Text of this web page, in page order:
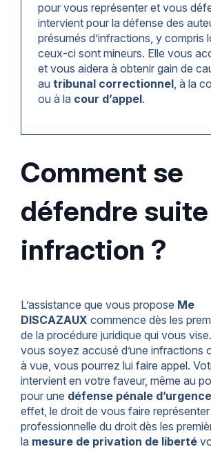
pour vous représenter et vous
intervient pour la défense des
présumés d’infractions, y compris
ceux-ci sont mineurs. Elle vous
et vous aidera à obtenir gain de
au tribunal correctionnel, à la
ou à la cour d’appel.
Comment se
défendre
infraction ?
L’assistance que vous propose Me
DISCAZAUX commence dès les
de la procédure juridique qui vous
vous soyez accusé d’une infractions
à vue, vous pourrez lui faire appel.
intervient en votre faveur, même au
pour une défense pénale d’urgence
effet, le droit de vous faire
professionnelle du droit dès les
la mesure de privation de liberté